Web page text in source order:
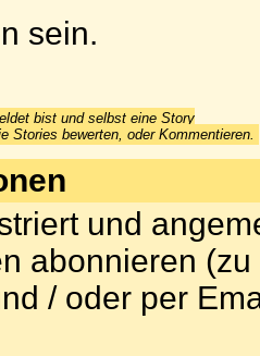
sein.
bist und selbst eine Story
Stories bewerten, oder Kommentieren.
und
abonnieren
/ oder per